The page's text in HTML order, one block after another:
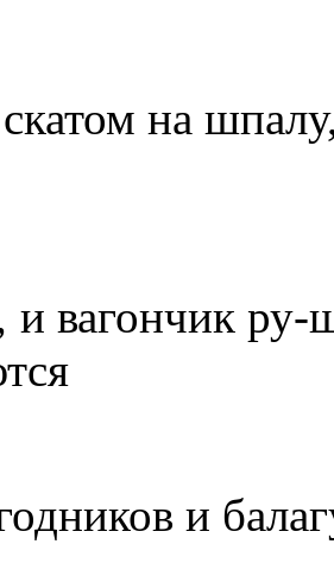
на
и вагончик
и